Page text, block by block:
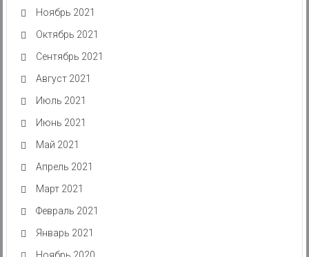
Ноябрь 2021
Октябрь 2021
Сентябрь 2021
Август 2021
Июль 2021
Июнь 2021
Май 2021
Апрель 2021
Март 2021
Февраль 2021
Январь 2021